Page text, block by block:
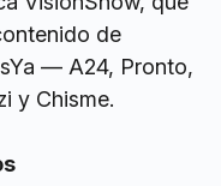
de
— A24, Pronto,
y Chisme.